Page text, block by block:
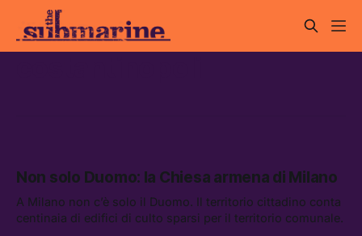
Non solo Duomo: la Chiesa armena di Milano
A Milano non c’è solo il Duomo. Il territorio cittadino conta
centinaia di edifici di culto sparsi per il territorio comunale.